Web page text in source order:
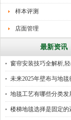
样本评测
店面管理
最新资讯
窗帘安装技巧全解析,
未来2025年壁布与地毯
地毯工艺有哪些分类发
楼梯地毯选择是固定的